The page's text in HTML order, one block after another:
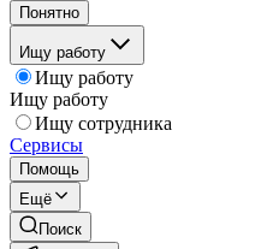
Понятно
Ищу работу
Ищу работу
Ищу работу
Ищу сотрудника
Сервисы
Помощь
Ещё
Поиск